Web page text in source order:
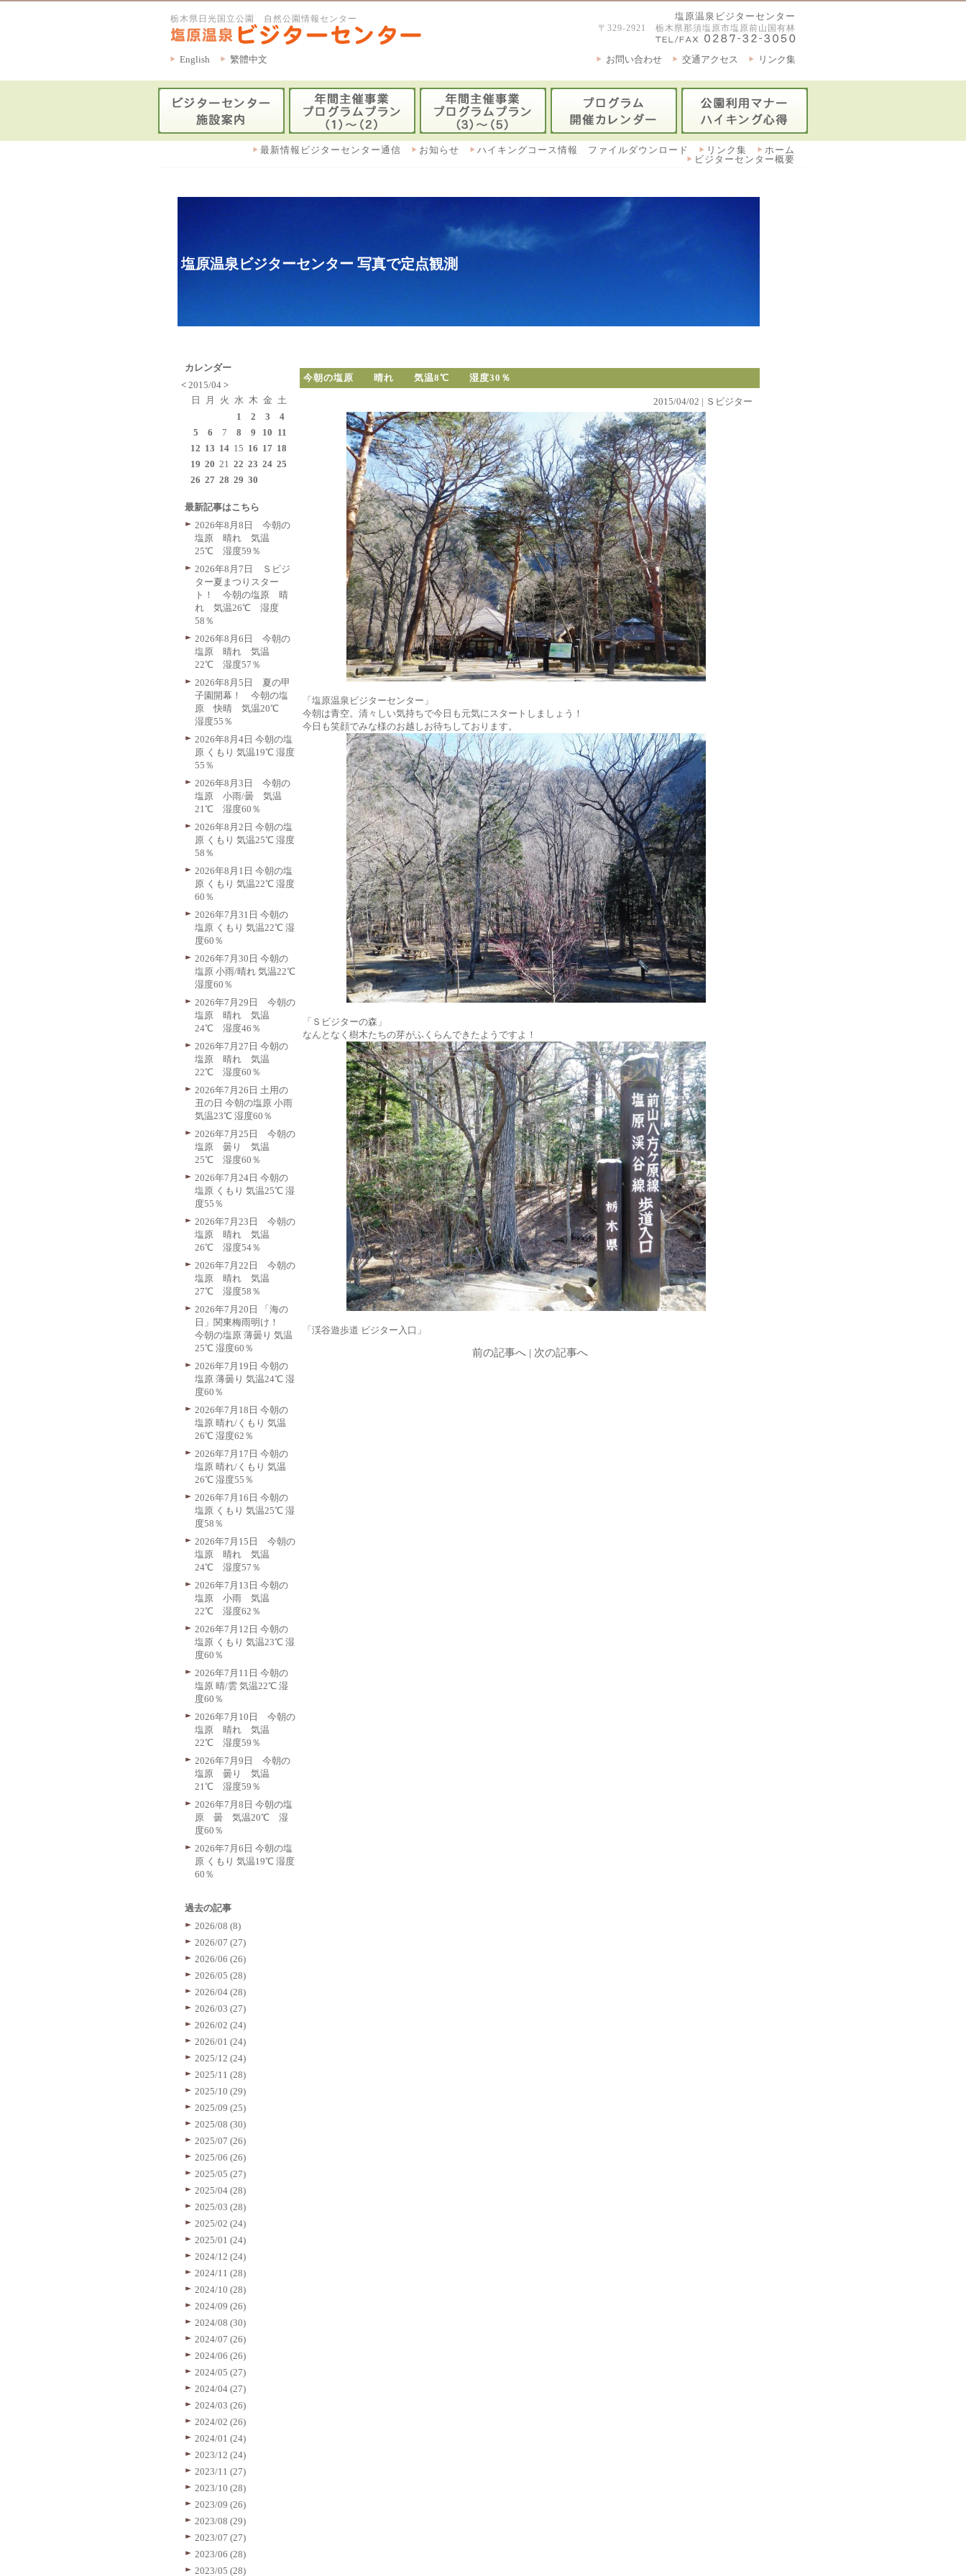
栃木県日光国立公園 自然公園情報センター 塩原温泉ビジターセンター
〒329-2921 栃木県那須塩原市塩原前山国有林
English 繁體中文 リンク集
交通アクセス
お問い合わせ
ホーム
リンク集
ハイキングコース情報 ファイルダウンロード
お知らせ
最新情報ビジターセンター通信
ビジターセンター概要
塩原温泉ビジターセンター 写真で定点観測
今朝の塩原 晴れ 気温8℃ 湿度30％
2015/04/02 | Ｓビジター
「塩原温泉ビジターセンター」
今朝は青空。清々しい気持ちで今日も元気にスタートしましょう！
今日も笑顔でみな様のお越しお待ちしております。
「Ｓビジターの森」
なんとなく樹木たちの芽がふくらんできたようですよ！
「渓谷遊歩道 ビジター入口」
前の記事へ| 次の記事へ
カレンダー
< 2015/04 >
日
月 火 水 木 金 土
1
2 3
4
5
6 7 8 9 10 11
12 13 14 15 16 17 18
19 20 21 22 23 24 25
26 27 28 29 30
最新記事はこちら
2026年8月8日 今朝の
塩原 晴れ 気温
25℃ 湿度59％
2026年8月7日 Ｓビジ
ター夏まつりスター
ト！ 今朝の塩原 晴
れ 気温26℃ 湿度
58％
2026年8月6日 今朝の
塩原 晴れ 気温
22℃ 湿度57％
2026年8月5日 夏の甲
子園開幕！ 今朝の塩
原 快晴 気温20℃
湿度55％
2026年8月4日 今朝の塩
原 くもり 気温19℃ 湿度
55％
2026年8月3日 今朝の
塩原 小雨/曇 気温
21℃ 湿度60％
2026年8月2日 今朝の塩
原 くもり 気温25℃ 湿度
58％
2026年8月1日 今朝の塩
原 くもり 気温22℃ 湿度
60％
2026年7月31日 今朝の
塩原 くもり 気温22℃ 湿
度60％
2026年7月30日 今朝の
塩原 小雨/晴れ 気温22℃
湿度60％
2026年7月29日 今朝の
塩原 晴れ 気温
24℃ 湿度46％
2026年7月27日 今朝の
塩原 晴れ 気温
22℃ 湿度60％
2026年7月26日 土用の
丑の日 今朝の塩原 小雨
気温23℃ 湿度60％
2026年7月25日 今朝の
塩原 曇り 気温
25℃ 湿度60％
2026年7月24日 今朝の
塩原 くもり 気温25℃ 湿
度55％
2026年7月23日 今朝の
塩原 晴れ 気温
26℃ 湿度54％
2026年7月22日 今朝の
塩原 晴れ 気温
27℃ 湿度58％
2026年7月20日 「海の
日」関東梅雨明け！
今朝の塩原 薄曇り 気温
25℃ 湿度60％
2026年7月19日 今朝の
塩原 薄曇り 気温24℃ 湿
度60％
2026年7月18日 今朝の
塩原 晴れ/くもり 気温
26℃ 湿度62％
2026年7月17日 今朝の
塩原 晴れ/くもり 気温
26℃ 湿度55％
2026年7月16日 今朝の
塩原 くもり 気温25℃ 湿
度58％
2026年7月15日 今朝の
塩原 晴れ 気温
24℃ 湿度57％
2026年7月13日 今朝の
塩原 小雨 気温
22℃ 湿度62％
2026年7月12日 今朝の
塩原 くもり 気温23℃ 湿
度60％
2026年7月11日 今朝の
塩原 晴/雲 気温22℃ 湿
度60％
2026年7月10日 今朝の
塩原 晴れ 気温
22℃ 湿度59％
2026年7月9日 今朝の
塩原 曇り 気温
21℃ 湿度59％
2026年7月8日 今朝の塩
原 曇 気温20℃ 湿
度60％
2026年7月6日 今朝の塩
原 くもり 気温19℃ 湿度
60％
過去の記事
2026/08 (8)
2026/07 (27)
2026/06 (26)
2026/05 (28)
2026/04 (28)
2026/03 (27)
2026/02 (24)
2026/01 (24)
2025/12 (24)
2025/11 (28)
2025/10 (29)
2025/09 (25)
2025/08 (30)
2025/07 (26)
2025/06 (26)
2025/05 (27)
2025/04 (28)
2025/03 (28)
2025/02 (24)
2025/01 (24)
2024/12 (24)
2024/11 (28)
2024/10 (28)
2024/09 (26)
2024/08 (30)
2024/07 (26)
2024/06 (26)
2024/05 (27)
2024/04 (27)
2024/03 (26)
2024/02 (26)
2024/01 (24)
2023/12 (24)
2023/11 (27)
2023/10 (28)
2023/09 (26)
2023/08 (29)
2023/07 (27)
2023/06 (28)
2023/05 (28)